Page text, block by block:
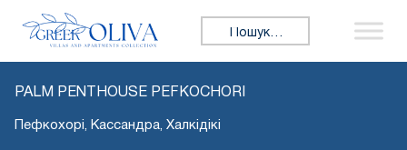
Пошук:
PALM PENTHOUSE PEFKOCHORI
Пефкохорі, Кассандра, Халкідікі